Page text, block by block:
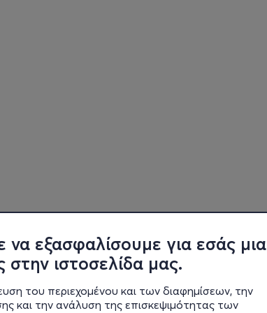
εξασφαλίσουμε για εσάς μια
ιστοσελίδα μας.
του περιεχομένου και των διαφημίσεων, την
και την ανάλυση της επισκεψιμότητας των